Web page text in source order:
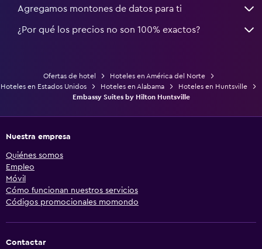
Agregamos montones de datos para ti
¿Por qué los precios no son 100% exactos?
Ofertas de hotel
Hoteles en América del Norte
Hoteles en Estados Unidos
Hoteles en Alabama
Hoteles en Huntsville
Embassy Suites by Hilton Huntsville
Nuestra empresa
Quiénes somos
Empleo
Móvil
Cómo funcionan nuestros servicios
Códigos promocionales momondo
Contactar